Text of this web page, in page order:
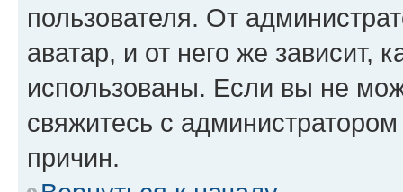
пользователя. От
аватар, и от него же зависит,
использованы. Если вы не
свяжитесь с
причин.